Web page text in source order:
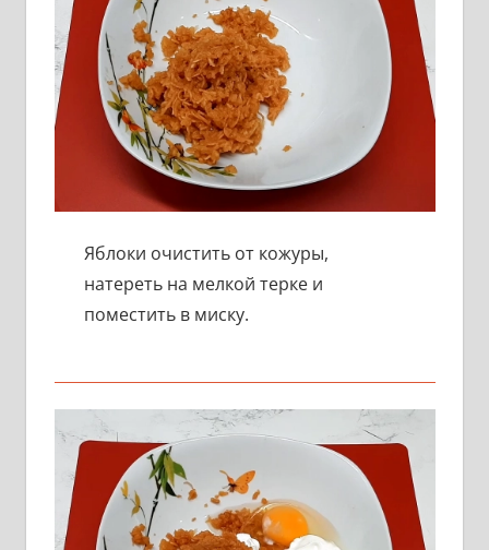
Яблоки очистить от кожуры,
натереть на мелкой терке и
поместить в миску.